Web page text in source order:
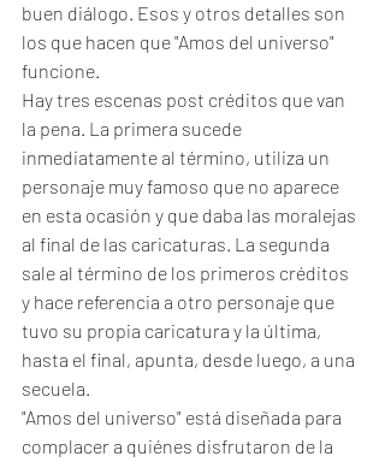
buen diálogo. Esos y otros detalles son
los que hacen que "Amos del universo"
funcione.
Hay tres escenas post créditos que van
la pena. La primera sucede
inmediatamente al término, utiliza un
personaje muy famoso que no aparece
en esta ocasión y que daba las moralejas
al final de las caricaturas. La segunda
sale al término de los primeros créditos
y hace referencia a otro personaje que
tuvo su propia caricatura y la última,
hasta el final, apunta, desde luego, a una
secuela.
"Amos del universo" está diseñada para
complacer a quiénes disfrutaron de la